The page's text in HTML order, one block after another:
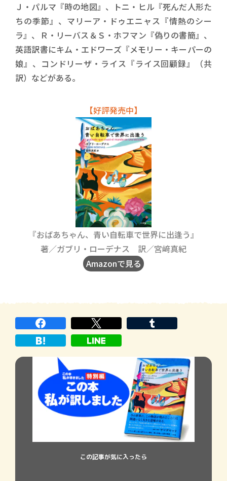
Ｊ・パルマ『時の地図』、トニ・ヒル『死んだ人形た
ちの季節』、マリーア・ドゥエニャス『情熱のシー
ラ』、Ｒ・リーバス＆Ｓ・ホフマン『偽りの書簡』、
英語訳書にキム・エドワーズ『メモリー・キーパーの
娘』、コンドリーザ・ライス『ライス回顧録』（共
訳）などがある。
【好評発売中】
『おばあちゃん、青い自転車で世界に出逢う』
著／ガブリ・ローデナス 訳／宮﨑真紀
Amazonで見る
この記事が気に入ったら